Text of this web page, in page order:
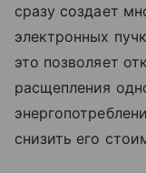
сразу создает
электронных
это позволяет
расщепления
снизить его